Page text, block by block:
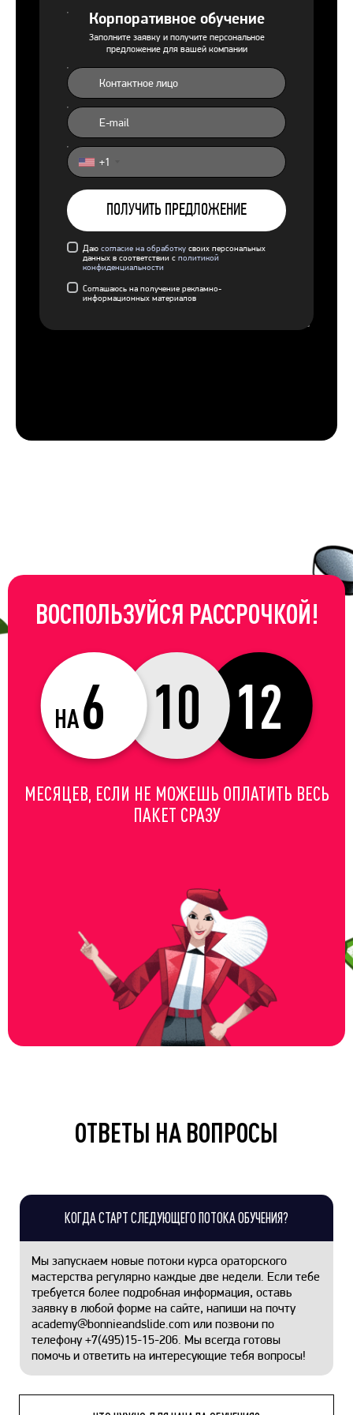
Корпоративное обучение
Заполните заявку и получите персональное
предложение для вашей компании
United
States
+1
+1
ПОЛУЧИТЬ ПРЕДЛОЖЕНИЕ
Даю согласие на обработку своих персональных
данных в соответствии с политикой
конфиденциальности
Соглашаюсь на получение рекламно-
информационных материалов
ВОСПОЛЬЗУЙСЯ РАССРОЧКОЙ!
6 10 12
МЕСЯЦЕВ, ЕСЛИ НЕ МОЖЕШЬ ОПЛАТИТЬ ВЕСЬ
ПАКЕТ СРАЗУ
ОТВЕТЫ НА ВОПРОСЫ
КОГДА СТАРТ СЛЕДУЮЩЕГО ПОТОКА ОБУЧЕНИЯ?
Мы запускаем новые потоки курса ораторского
мастерства регулярно каждые две недели. Если тебе
требуется более подробная информация, оставь
заявку в любой форме на сайте, напиши на почту
academy@bonnieandslide.com или позвони по
телефону+7(495)15-15-206. Мы всегда готовы
помочь и ответить на интересующие тебя вопросы!